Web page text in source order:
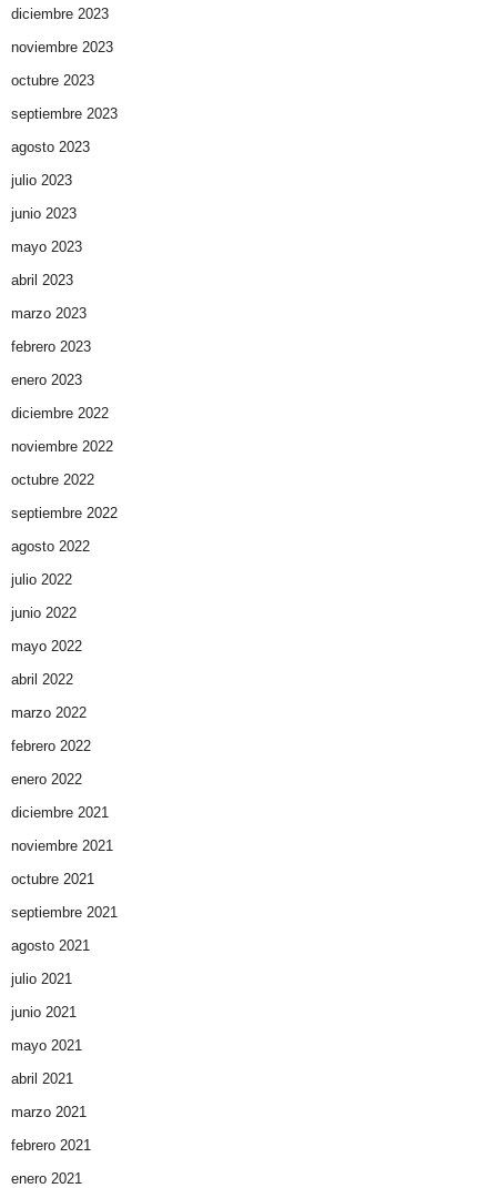
diciembre 2023
noviembre 2023
octubre 2023
septiembre 2023
agosto 2023
julio 2023
junio 2023
mayo 2023
abril 2023
marzo 2023
febrero 2023
enero 2023
diciembre 2022
noviembre 2022
octubre 2022
septiembre 2022
agosto 2022
julio 2022
junio 2022
mayo 2022
abril 2022
marzo 2022
febrero 2022
enero 2022
diciembre 2021
noviembre 2021
octubre 2021
septiembre 2021
agosto 2021
julio 2021
junio 2021
mayo 2021
abril 2021
marzo 2021
febrero 2021
enero 2021